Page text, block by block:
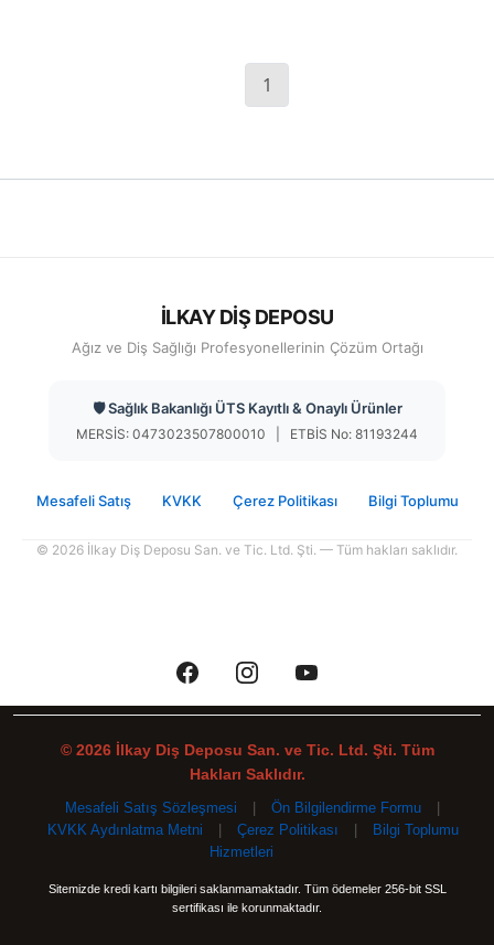
1
İLKAY DİŞ DEPOSU
Ağız ve Diş Sağlığı Profesyonellerinin Çözüm Ortağı
🛡️ Sağlık Bakanlığı ÜTS Kayıtlı & Onaylı Ürünler
MERSİS: 0473023507800010 | ETBİS No: 81193244
Mesafeli Satış KVKK Çerez Politikası Bilgi Toplumu
© 2026 İlkay Diş Deposu San. ve Tic. Ltd. Şti. — Tüm hakları saklıdır.
© 2026 İlkay Diş Deposu San. ve Tic. Ltd. Şti. Tüm
Hakları Saklıdır.
Mesafeli Satış Sözleşmesi Ön Bilgilendirme Formu
KVKK Aydınlatma Metni
Çerez Politikası
Bilgi Toplumu
Hizmetleri
Sitemizde kredi kartı bilgileri saklanmamaktadır. Tüm ödemeler 256-bit SSL
sertifikası ile korunmaktadır.